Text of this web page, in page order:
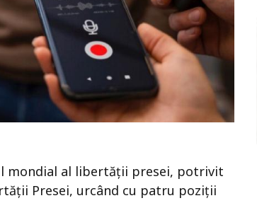
mondial al libertății presei, potrivit
Presei, urcând cu patru poziții